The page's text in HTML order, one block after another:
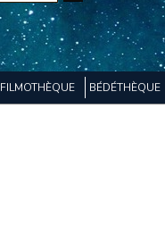
FILMOTHÈQUE BÉDÉTHÈQUE